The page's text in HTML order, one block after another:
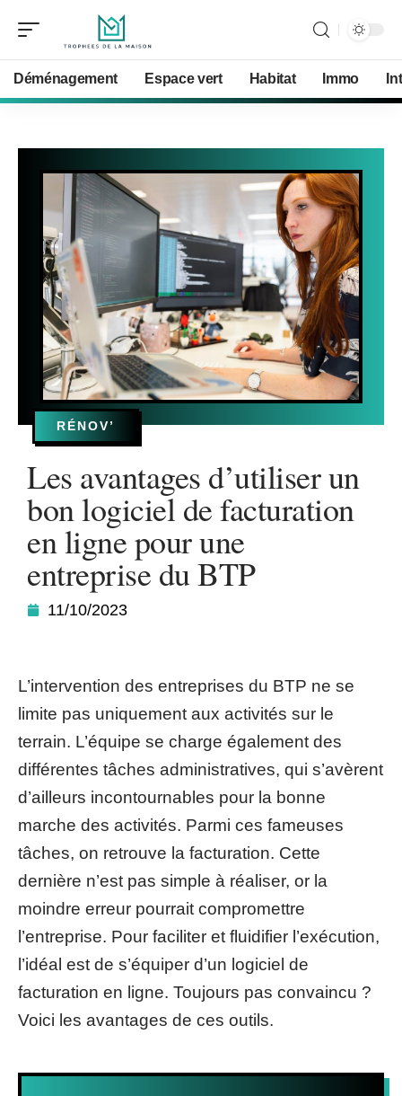
Déménagement Espace vert Habitat Immo
RÉNOV’
Les avantages d’utiliser un
bon logiciel de facturation
en ligne pour une
entreprise du BTP
11/10/2023
L’intervention des entreprises du BTP ne se
limite pas uniquement aux activités sur le
terrain. L’équipe se charge également des
différentes tâches administratives, qui s’avèrent
d’ailleurs incontournables pour la bonne
marche des activités. Parmi ces fameuses
tâches, on retrouve la facturation. Cette
dernière n’est pas simple à réaliser, or la
moindre erreur pourrait compromettre
l’entreprise. Pour faciliter et fluidifier l’exécution,
l’idéal est de s’équiper d’un logiciel de
facturation en ligne. Toujours pas convaincu ?
Voici les avantages de ces outils.